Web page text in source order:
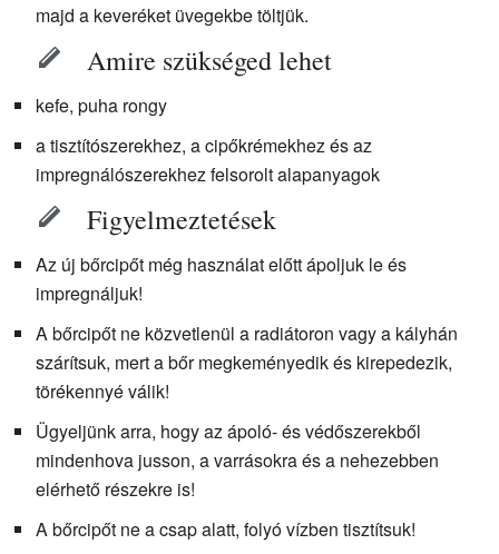
majd a keveréket üvegekbe töltjük.
Amire szükséged lehet
kefe, puha rongy
a tisztítószerekhez, a cipőkrémekhez és az
impregnálószerekhez felsorolt alapanyagok
Figyelmeztetések
Az új bőrcipőt még használat előtt ápoljuk le és
impregnáljuk!
A bőrcipőt ne közvetlenül a radiátoron vagy a kályhán
szárítsuk, mert a bőr megkeményedik és kirepedezik,
törékennyé válik!
Ügyeljünk arra, hogy az ápoló- és védőszerekből
mindenhova jusson, a varrásokra és a nehezebben
elérhető részekre is!
A bőrcipőt ne a csap alatt, folyó vízben tisztítsuk!